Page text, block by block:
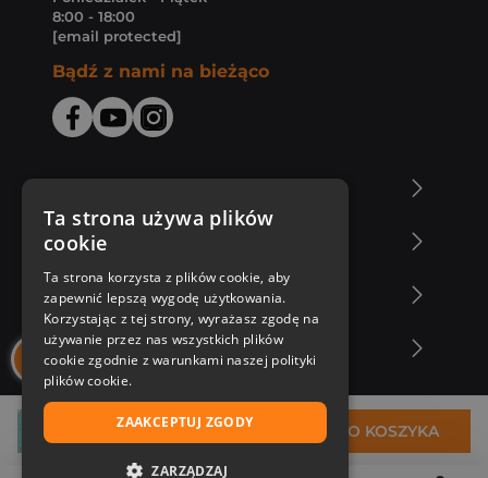
38,49 zł DO KOSZYKA
8:00 - 18:00
[email protected]
Bądź z nami na bieżąco
Zakupy u nas
Nasza oferta
Nasi autorzy
Ta strona używa plików
cookie
Ta strona korzysta z plików cookie, aby
zapewnić lepszą wygodę użytkowania.
Korzystając z tej strony, wyrażasz zgodę na
używanie przez nas wszystkich plików
cookie zgodnie z warunkami naszej polityki
plików cookie.
ZAAKCEPTUJ ZGODY
ZARZĄDZAJ